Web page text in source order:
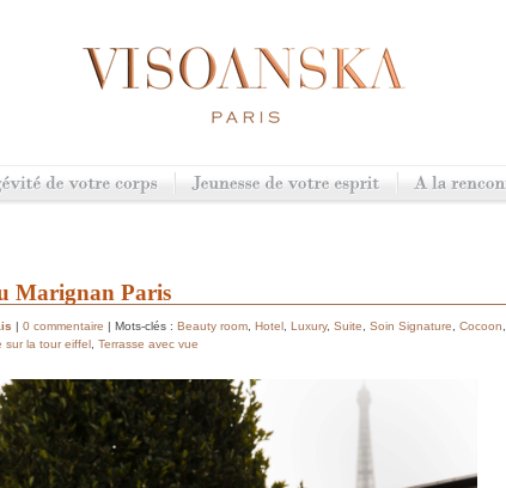
Marignan Paris
| 0 commentaire | Mots-clés : Beauty room, Hotel, Luxury, Suite, Soin Signature, Cocoon,
sur la tour eiffel, Terrasse avec vue